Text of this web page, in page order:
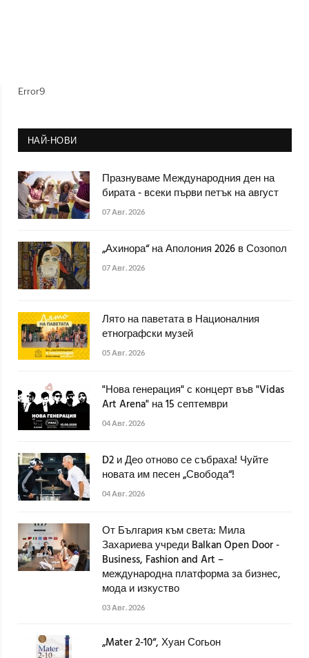
Error9
НАЙ-НОВИ
Празнуваме Международния ден на
бирата - всеки първи петък на август
07 Авг. 2026
„Ахинора“ на Аполония 2026 в Созопол
07 Авг. 2026
Лято на паветата в Националния
етнографски музей
05 Авг. 2026
"Нова генерация" с концерт във "Vidas
Art Arena" на 15 септември
04 Авг. 2026
D2 и Део отново се събраха! Чуйте
новата им песен „Свобода“!
04 Авг. 2026
От България към света: Мила
Захариева учреди Balkan Open Door -
Business, Fashion and Art –
международна платформа за бизнес,
мода и изкуство
03 Авг. 2026
„Mater 2-10“, Хуан Согьон